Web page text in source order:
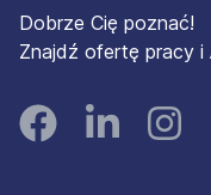
Dobrze Cię poznać!
Znajdź ofertę pracy i
FacebookLinked In